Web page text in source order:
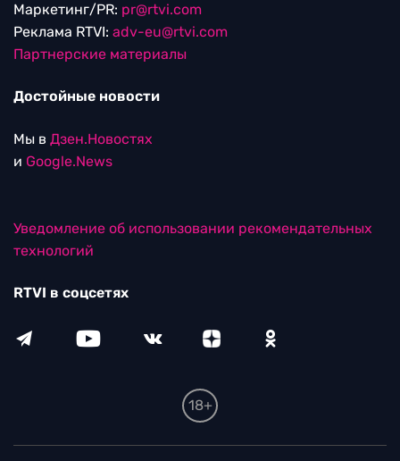
Маркетинг/PR: pr@rtvi.com
Реклама RTVI: adv-eu@rtvi.com
Партнерские материалы
Достойные новости
Мы в Дзен.Новостях
и Google.News
Уведомление об использовании рекомендательных
технологий
RTVI в соцсетях
18+